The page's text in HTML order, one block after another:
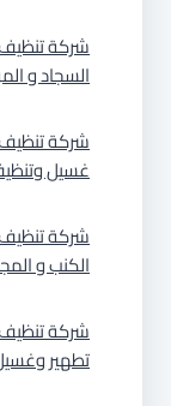
السجاد و
غسيل
الكنب و
تطهير